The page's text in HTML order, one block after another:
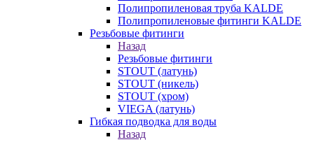
Полипропиленовая труба KALDE
Полипропиленовые фитинги KALDE
Резьбовые фитинги
Назад
Резьбовые фитинги
STOUT (латунь)
STOUT (никель)
STOUT (хром)
VIEGA (латунь)
Гибкая подводка для воды
Назад